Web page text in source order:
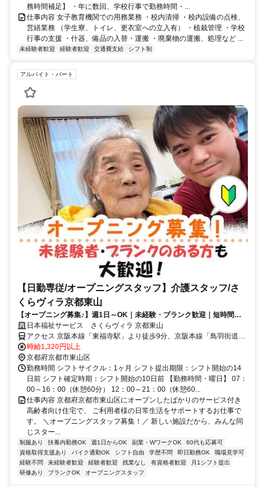
務時間補足】 ・年に数回、学校行事で勤務時間・...
仕事内容 女子教育機関での用務業務 ・校内清掃 ・校内設備の点検、
営繕業務 （学生寮、トイレ、更衣室への立入有） ・植栽管理 ・学校
行事の支援 ・什器、備品の入替・運搬 ・廃棄物の運搬、処理など ...
未経験者歓迎 経験者歓迎 交通費支給 シフト制
アルバイト・パート
【日勤専従/オープニングスタッフ】介護スタッフ/さ
くらヴィラ京都東山
【オープニング募集♪】週1日～OK｜未経験・ブランク歓迎｜短時間勤
務も相談OK｜入社祝い金最大30万円｜家庭や子育てと両立しやすい介
護スタッフ
日本福祉サービス さくらヴィラ 京都東山
アクセス 京阪本線「東福寺駅」より徒歩9分、京阪本線「鳥羽街道
駅」より車で5分、京阪本線「七条駅」より車で5分 ※バイク通勤OK
時給1,320円以上
京都府京都市東山区
勤務時間 シフトサイクル：1ヶ月 シフト提出期限：シフト開始の14
日前 シフト確定時期：シフト開始の10日前 【勤務時間・曜日】 07：
00～16：00（休憩60分） 12：00～21：00（休憩60...
仕事内容 京都府京都市東山区にオープンしたばかりのサービス付き
高齢者向け住宅で、 ご利用者様の日常生活をサポートするお仕事で
す。 ＼オープニングスタッフ募集！／ 新しい施設だから、みんな同
じスター...
制服あり 扶養内勤務OK 週1日からOK 副業・WワークOK
60代も応募可
資格取得支援あり
バイク通勤OK シフト自由 学歴不問 即日勤務OK
職場見学可
経験不問
未経験者歓迎 経験者歓迎 残業なし 有資格者歓迎
月1シフト提出
研修あり
ブランクOK オープニングスタッフ